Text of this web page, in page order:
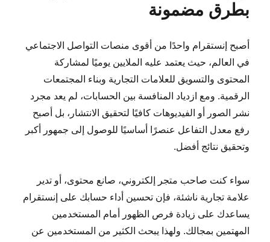
بطرق مضمونة
أصبح إنستقرام واحدًا من أقوى منصات التواصل الاجتماعي
في العالم، حيث يعتمد عليه الملايين يوميًا لمشاركة
المحتوى والتسويق للعلامات التجارية وبناء المجتمعات
الرقمية. ومع ازدياد المنافسة بين الحسابات، لم يعد مجرد
نشر الصور أو الفيديوهات كافيًا لتحقيق الانتشار، بل أصبح
رفع معدل التفاعل عنصرًا أساسيًا للوصول إلى جمهور أكبر
وتحقيق نتائج أفضل.
سواء كنت صاحب متجر إلكتروني، صانع محتوى، أو تدير
علامة تجارية ناشئة، فإن تحسين أداء حسابك على إنستقرام
يساعدك على زيادة فرص الظهور أمام المستخدمين
المهتمين بمجالك. ولهذا يبحث الكثير من المستخدمين عن